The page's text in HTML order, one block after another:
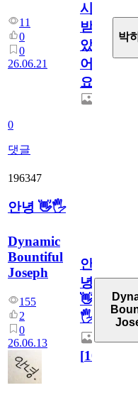
11
0
0
26.06.21
0
댓글
시
받
았
어
요.
박
196347
안녕 👋🖐
Dynamic
Bountiful
Joseph
155
2
0
26.06.13
안
녕
👋
🖐
[10